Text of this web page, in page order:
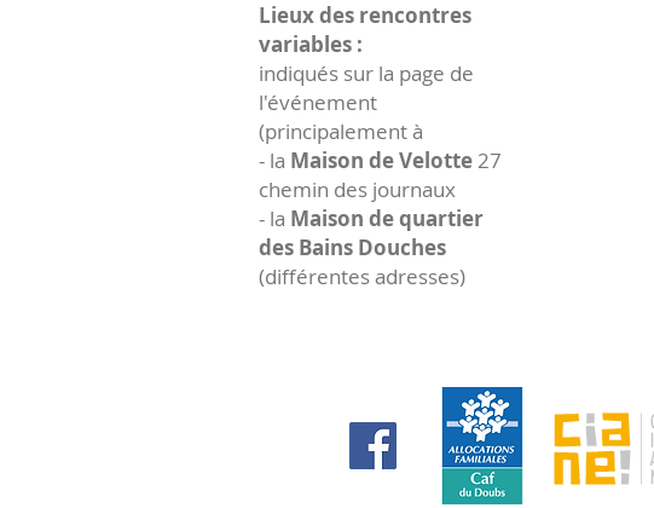
Lieux des rencontres
variables :
indiqués sur la page de
l'événement
(principalement à
- la Maison de Velotte27
chemin des journaux
- la Maison de quartier
des Bains Douches
(différentes adresses)